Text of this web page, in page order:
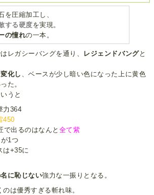
を圧縮加工し、
する硬度を実現。
の憧れの一本。
レガシーバングを通り、 レジェンドバングと
化し 、ベースが少し暗い色になった上に黄色
た。
うと
力364
450
で出るのはなんと 全て紫
1つ
は+35に
に恥じない強力な一振りとなる。
のは優秀すぎる斬れ味。